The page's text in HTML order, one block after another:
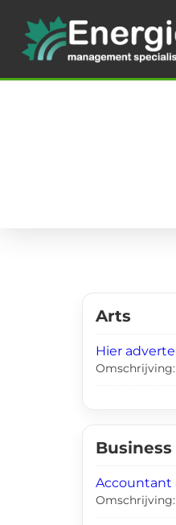
Arts
Hier
Omschrijving:
Business
Accountant